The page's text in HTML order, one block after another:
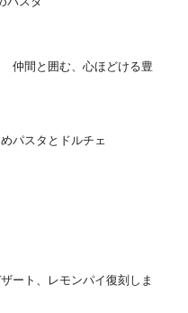
仲間と囲む、心ほどける豊
パスタとドルチェ
ート、レモンパイ復刻しま